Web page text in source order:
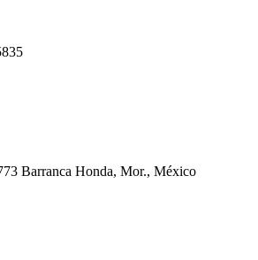
Barranca Honda, Mor., México